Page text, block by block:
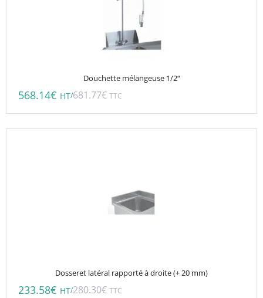
Douchette mélangeuse 1/2“
568.14€ HT/681.77€ TTC
Dosseret latéral rapporté à droite (+ 20 mm)
233.58€ HT/280.30€ TTC